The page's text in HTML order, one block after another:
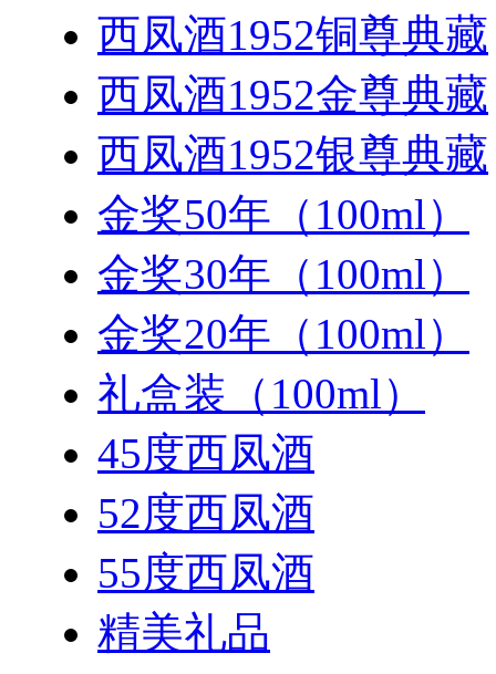
西凤酒1952铜尊典藏
西凤酒1952金尊典藏
西凤酒1952银尊典藏
金奖50年（100ml）
金奖30年（100ml）
金奖20年（100ml）
礼盒装（100ml）
45度西凤酒
52度西凤酒
55度西凤酒
精美礼品